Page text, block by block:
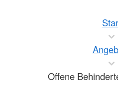
Offene